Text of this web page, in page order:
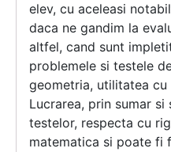
elev, cu aceleasi
daca ne gandim la
altfel, cand sunt
problemele si testele
geometria, utilitatea cu
Lucrarea, prin sumar
testelor, respecta cu
matematica si poate fi